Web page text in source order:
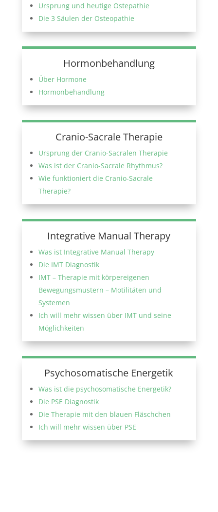
Ursprung und heutige Ostepathie
Die 3 Säulen der Osteopathie
Hormonbehandlung
Über Hormone
Hormonbehandlung
Cranio-Sacrale Therapie
Ursprung der Cranio-Sacralen Therapie
Was ist der Cranio-Sacrale Rhythmus?
Wie funktioniert die Cranio-Sacrale
Therapie?
Integrative Manual Therapy
Was ist Integrative Manual Therapy
Die IMT Diagnostik
IMT – Therapie mit körpereigenen
Bewegungsmustern – Motilitäten und
Systemen
Ich will mehr wissen über IMT und seine
Möglichkeiten
Psychosomatische Energetik
Was ist die psychosomatische Energetik?
Die PSE Diagnostik
Die Therapie mit den blauen Fläschchen
Ich will mehr wissen über PSE